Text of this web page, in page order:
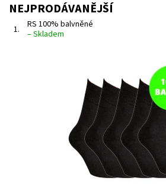
NEJPRODÁVANĚJŠÍ
1.
RS 100% balvněné
–Skladem
Klasické pánské a dámské hladké
Řetízkovaná špice a pohodlný lem jsou
nošení po celý den. 100% bavlna!